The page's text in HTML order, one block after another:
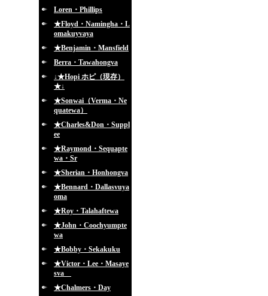
Loren・Phillips
★Floyd・Namingha・L
omakuyvaya
★Benjamin・Mansfield
Berra・Tawahongva
↓★Hopi ホピ（現存）
★↓
★Sonwai（Verma・Ne
quatewa）
★Charles&Don・Suppl
ee
★Raymond・Sequapte
wa・Sr
★Sherian・Honhongva
★Bennard・Dallasvuya
oma
★Roy・Talahaftewa
★John・Coochyumpte
wa
★Bobby・Sekakuku
★Victor・Lee・Masaye
sva
★Chalmers・Day